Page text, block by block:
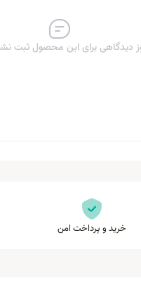
دیدگاهی برای این محصول ثبت
خرید و پرداخت امن